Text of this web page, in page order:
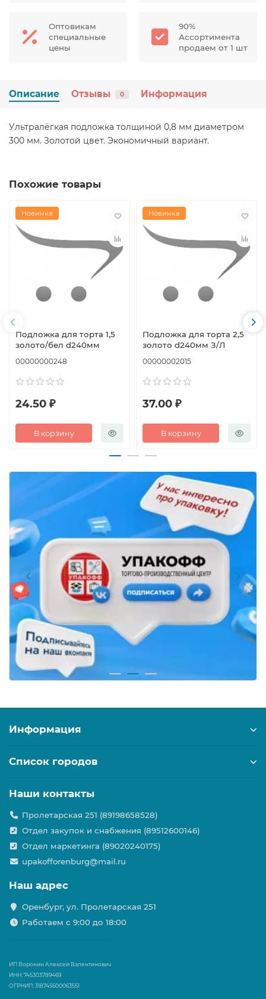
Оптовикам
специальные
цены
90%
Ассортимента
продаем от 1 шт
Описание Отзывы 0 Информация
Ультралёгкая подложка толщиной 0,8 мм диаметром
300 мм. Золотой цвет. Экономичный вариант.
Похожие товары
Новинка
Подложка для торта 1,5
золото/бел d240мм
00000000248
24.50 ₽
В корзину
Новинка
Подложка для торта 2,5
золото d240мм З/Л
00000002015
37.00 ₽
В корзину
Информация
Список городов
Наши контакты
Пролетарская 251 (89198658528)
Отдел закупок и снабжения (89512600146)
Отдел маркетинга (89020240175)
upakofforenburg@mail.ru
Наш адрес
Оренбург, ул. Пролетарская 251
Работаем с 9:00 до 18:00
ИП Воронин Алексей Валентинович
ИНН: 745303789469
ОГРНИП: 318745600063551